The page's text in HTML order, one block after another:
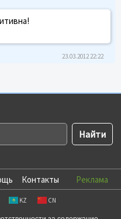
23.03.2012 22:22
Контакты Реклама
KZ CN